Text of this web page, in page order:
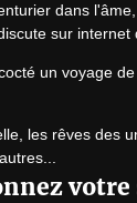
dans
sur internet
un voyage
les rêves des
votre